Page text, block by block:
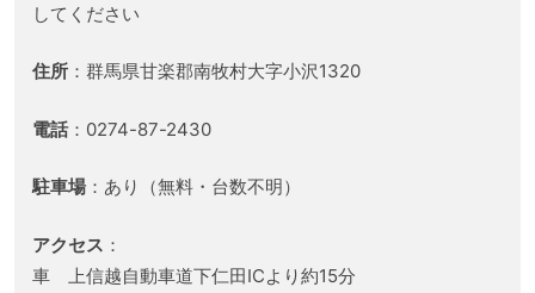
してください
住所：群馬県甘楽郡南牧村大字小沢1320
電話：0274-87-2430
駐車場：あり（無料・台数不明）
アクセス ：
車 上信越自動車道下仁田ICより約15分